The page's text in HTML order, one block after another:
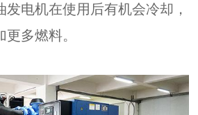
电机在使用后有机会冷却，
多燃料。